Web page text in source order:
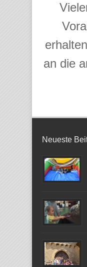
an die
Neueste